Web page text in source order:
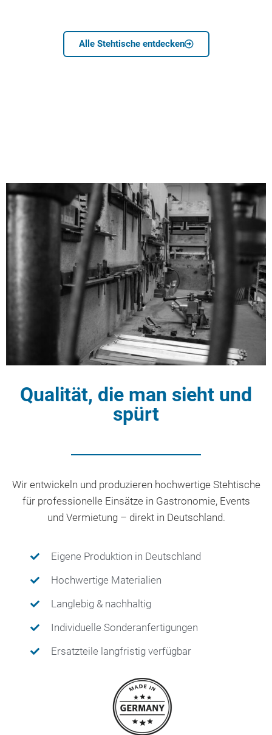
Alle Stehtische entdecken
Qualität, die man sieht und
spürt
Wir entwickeln und produzieren hochwertige Stehtische
für professionelle Einsätze in Gastronomie, Events
und Vermietung – direkt in Deutschland.
Eigene Produktion in Deutschland
Hochwertige Materialien
Langlebig & nachhaltig
Individuelle Sonderanfertigungen
Ersatzteile langfristig verfügbar